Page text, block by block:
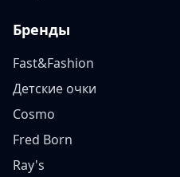
Бренды
Fast&Fashion
Детские очки
Cosmo
Fred Born
Ray's